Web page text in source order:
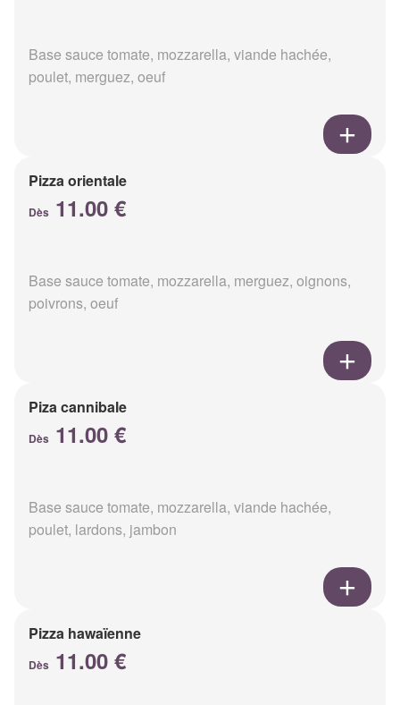
Base sauce tomate, mozzarella, viande hachée,
poulet, merguez, oeuf
Pizza orientale
Dès 11.00 €
Base sauce tomate, mozzarella, merguez, oignons,
poivrons, oeuf
Piza cannibale
Dès 11.00 €
Base sauce tomate, mozzarella, viande hachée,
poulet, lardons, jambon
Pizza hawaïenne
Dès 11.00 €